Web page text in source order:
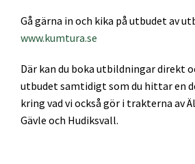
Gå gärna in och kika på utbudet av
www.kumtura.se
Där kan du boka utbildningar direkt
utbudet samtidigt som du hittar en
kring vad vi också gör i trakterna av
Gävle och Hudiksvall.